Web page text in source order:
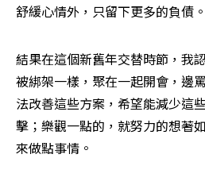
舒緩心情外，只留下更多的負債。
結果在這個新舊年交替時節，我
被綁架一樣，聚在一起開會，邊
法改善這些方案，希望能減少這
擊；樂觀一點的，就努力的想著
來做點事情。